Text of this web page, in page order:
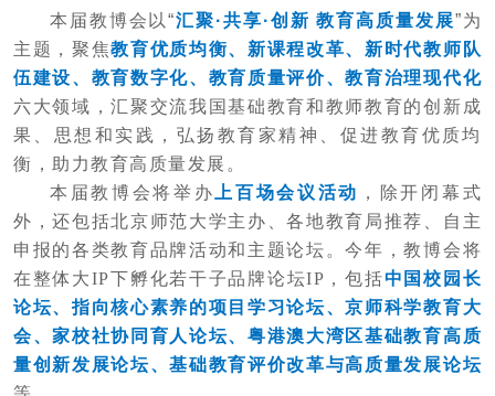
捐赠途径
志愿者团队
信息公开
本届教博会以“汇聚·共享·创新 教育高质量发展”为
主题，聚焦教育优质均衡、新课程改革、新时代教师队
伍建设、教育数字化、教育质量评价、教育治理现代化
六大领域，汇聚交流我国基础教育和教师教育的创新成
果、思想和实践，弘扬教育家精神、促进教育优质均
衡，助力教育高质量发展。
本届教博会将举办
上百场会议活动 ，除开闭幕式
外，还包括北京师范大学主办、各地教育局推荐、自主
申报的各类教育品牌活动和主题论坛。今年，教博会将
在整体大IP下孵化若干子品牌论坛IP，包括中国校园长
论坛、指向核心素养的项目学习论坛、京师科学教育大
会、家校社协同育人论坛、粤港澳大湾区基础教育高质
量创新发展论坛、基础教育评价改革与高质量发展论坛